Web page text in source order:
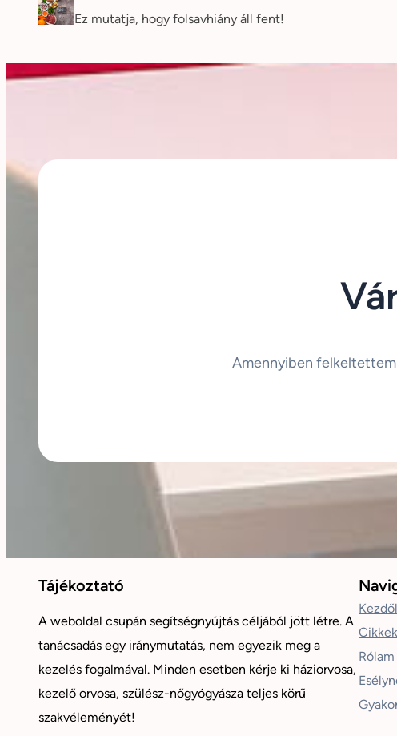
Ez mutatja, hogy folsavhiány áll fent!
Amennyiben felkeltettem
Tájékoztató
A weboldal csupán segítségnyújtás céljából jött létre. A
tanácsadás egy iránymutatás, nem egyezik meg a
kezelés fogalmával. Minden esetben kérje ki háziorvosa,
kezelő orvosa, szülész-nőgyógyásza teljes körű
szakvéleményét!
Cikkek
Rólam